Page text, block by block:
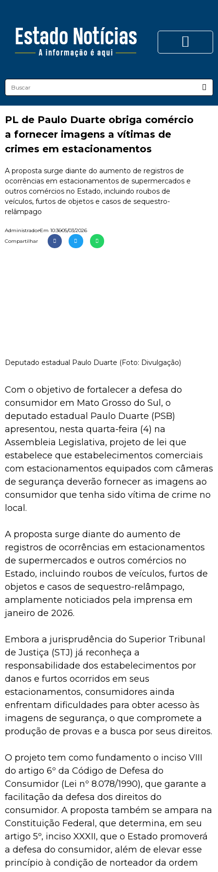
PL de Paulo Duarte obriga comércio
a fornecer imagens a vítimas de
crimes em estacionamentos
A proposta surge diante do aumento de registros de
ocorrências em estacionamentos de supermercados e
outros comércios no Estado, incluindo roubos de
veículos, furtos de objetos e casos de sequestro-
relâmpago
AdministradorEm 10:3605/03/2026
Compartilhar
Deputado estadual Paulo Duarte (Foto: Divulgação)
Com o objetivo de fortalecer a defesa do
consumidor em Mato Grosso do Sul, o
deputado estadual Paulo Duarte (PSB)
apresentou, nesta quarta-feira (4) na
Assembleia Legislativa, projeto de lei que
estabelece que estabelecimentos comerciais
com estacionamentos equipados com câmeras
de segurança deverão fornecer as imagens ao
consumidor que tenha sido vítima de crime no
local.
A proposta surge diante do aumento de
registros de ocorrências em estacionamentos
de supermercados e outros comércios no
Estado, incluindo roubos de veículos, furtos de
objetos e casos de sequestro-relâmpago,
amplamente noticiados pela imprensa em
janeiro de 2026.
Embora a jurisprudência do Superior Tribunal
de Justiça (STJ) já reconheça a
responsabilidade dos estabelecimentos por
danos e furtos ocorridos em seus
estacionamentos, consumidores ainda
enfrentam dificuldades para obter acesso às
imagens de segurança, o que compromete a
produção de provas e a busca por seus direitos.
O projeto tem como fundamento o inciso VIII
do artigo 6º da Código de Defesa do
Consumidor (Lei nº 8.078/1990), que garante a
facilitação da defesa dos direitos do
consumidor. A proposta também se ampara na
Constituição Federal, que determina, em seu
artigo 5º, inciso XXXII, que o Estado promoverá
a defesa do consumidor, além de elevar esse
princípio à condição de norteador da ordem